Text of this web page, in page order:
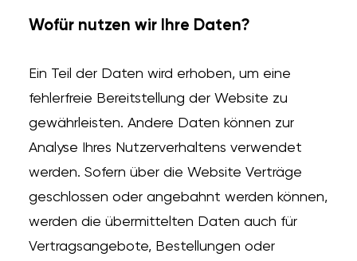
Wofür nutzen wir Ihre Daten?
Ein Teil der Daten wird erhoben, um eine
fehlerfreie Bereitstellung der Website zu
gewährleisten. Andere Daten können zur
Analyse Ihres Nutzerverhaltens verwendet
werden. Sofern über die Website Verträge
geschlossen oder angebahnt werden können,
werden die übermittelten Daten auch für
Vertragsangebote, Bestellungen oder